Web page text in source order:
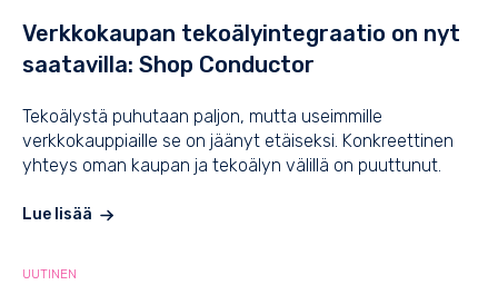
Verkkokaupan tekoälyintegraatio on nyt
saatavilla: Shop Conductor
Tekoälystä puhutaan paljon, mutta useimmille
verkkokauppiaille se on jäänyt etäiseksi. Konkreettinen
yhteys oman kaupan ja tekoälyn välillä on puuttunut.
Lue lisää
UUTINEN